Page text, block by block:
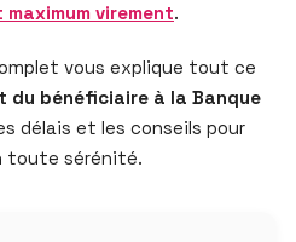
virement.
vous explique tout ce
du bénéficiaire à la Banque
délais et les conseils pour
toute sérénité.